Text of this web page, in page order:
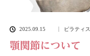
2025.09.15 ピラティス
顎関節について